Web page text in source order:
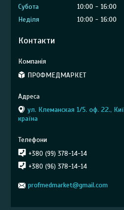
Субота
10:00
16:00
Неділя
10:00 16:00
Контакти
ПРОФМЕДМАРКЕТ
ул. Клеманская 1/5. оф. 22.,
країна
+380 (99) 378-14-14
+380 (96) 378-14-14
profmedmarket@gmail.com